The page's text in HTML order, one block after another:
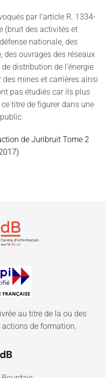
par l’article R. 1334-
(bruit des activités et
nationale, des
ouvrages des réseaux
distribution de l’énergie
mines et carrières ainsi
pas étudiés car ils plus
titre de figurer dans une
de Juribruit Tome 2
au titre de la ou des
de formation.